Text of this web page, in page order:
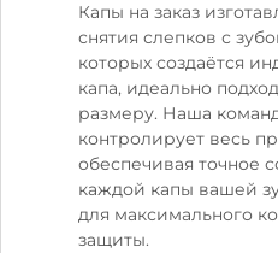
Капы на заказ
снятия слепков с
которых создаётся
капа, идеально
размеру. Наша
контролирует весь
обеспечивая точное
каждой капы вашей
для максимального
защиты.